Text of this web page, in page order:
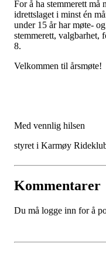
For å ha stemmerett
idrettslaget i minst én
under 15 år har møte-
stemmerett, valgbarhet,
8.
Velkommen til årsmøte!
Med vennlig hilsen
styret i Karmøy
Kommentarer
Du må logge inn for å